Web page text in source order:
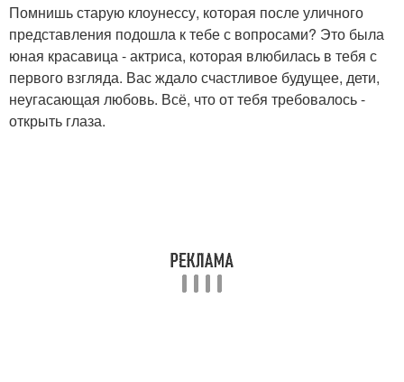
Помнишь старую клоунессу, которая после уличного
представления подошла к тебе с вопросами? Это была
юная красавица - актриса, которая влюбилась в тебя с
первого взгляда. Вас ждало счастливое будущее, дети,
неугасающая любовь. Всё, что от тебя требовалось -
открыть глаза.